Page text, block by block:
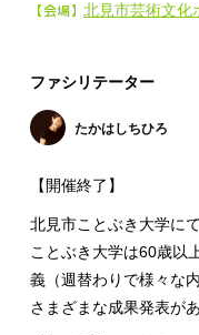
【会場】 北見市芸術文化
ファシリテーター
たかはしちひろ
【開催終了】
北見市ことぶき大学に
ことぶき大学は60歳以
義（週替わりで様々な
さまざまな成果発表があ